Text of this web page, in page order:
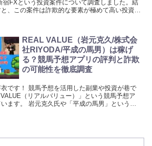
宿FXという投資案件について調査しました。結
、この案件は詐欺的な要素が極めて高い投資商
REAL VALUE（岩元克久/株式会
社RIYODA/平成の馬男）は稼げ
る？競馬予想アプリの評判と詐欺
の可能性を徹底調査
です！ 競馬予想を活用した副業や投資が巷で
（リアルバリュー）」という競馬予想ア
ます。 岩元克久氏や「平成の馬男」という異